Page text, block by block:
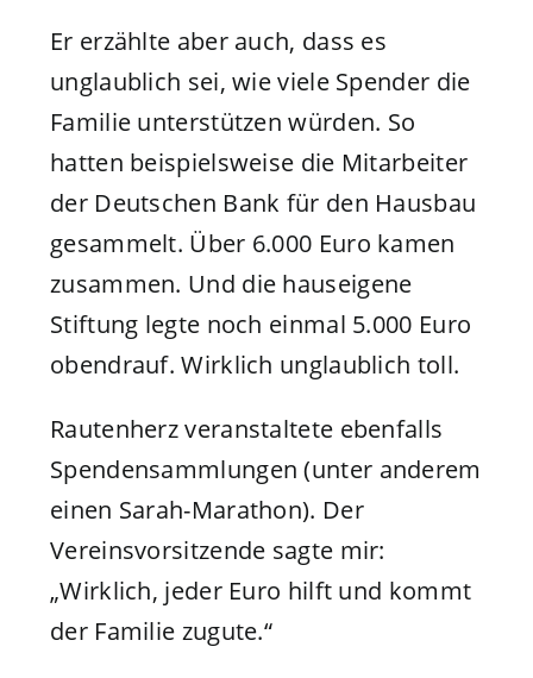
Er erzählte aber auch, dass es
unglaublich sei, wie viele Spender die
Familie unterstützen würden. So
hatten beispielsweise die Mitarbeiter
der Deutschen Bank für den Hausbau
gesammelt. Über 6.000 Euro kamen
zusammen. Und die hauseigene
Stiftung legte noch einmal 5.000 Euro
obendrauf. Wirklich unglaublich toll.
Rautenherz veranstaltete ebenfalls
Spendensammlungen (unter anderem
einen Sarah-Marathon). Der
Vereinsvorsitzende sagte mir:
„Wirklich, jeder Euro hilft und kommt
der Familie zugute.“